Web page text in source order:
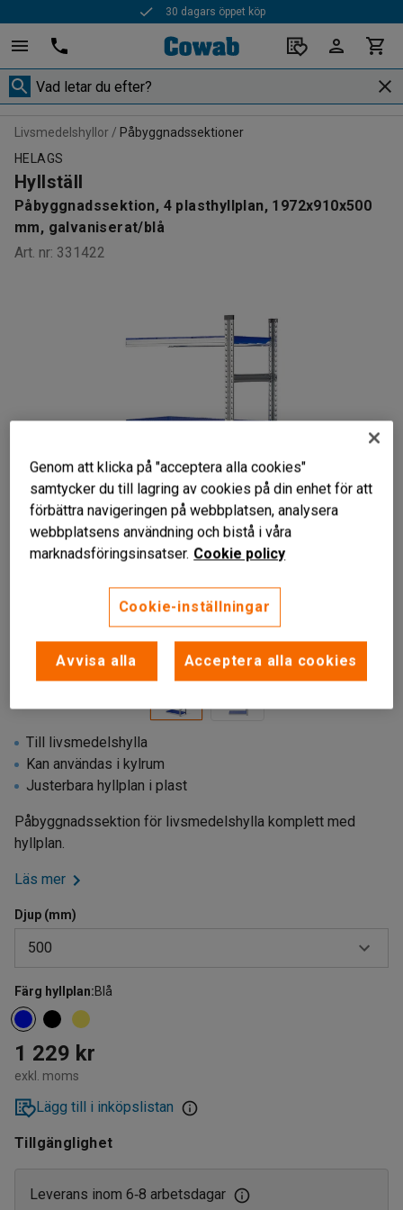
30 dagars öppet köp
Livsmedelshyllor
Påbyggnadssektioner
HELAGS
Hyllställ
Påbyggnadssektion, 4 plasthyllplan, 1972x910x500
mm, galvaniserat/blå
Art. nr: 331422
Liknande produkter
Till livsmedelshylla
Kan användas i kylrum
Justerbara hyllplan i plast
Påbyggnadssektion för livsmedelshylla komplett med
hyllplan.
Läs mer
Djup (mm)
500
400
500
600
Färg hyllplan:Blå
1 229 kr
exkl. moms
Lägg till i inköpslistan
Tillgänglighet
Leverans inom 6‑8 arbetsdagar
Genom att klicka på "acceptera alla cookies"
samtycker du till lagring av cookies på din enhet för att
förbättra navigeringen på webbplatsen, analysera
webbplatsens användning och bistå i våra
marknadsföringsinsatser. Cookie policy
Cookie-inställningar
Avvisa alla Acceptera alla cookies